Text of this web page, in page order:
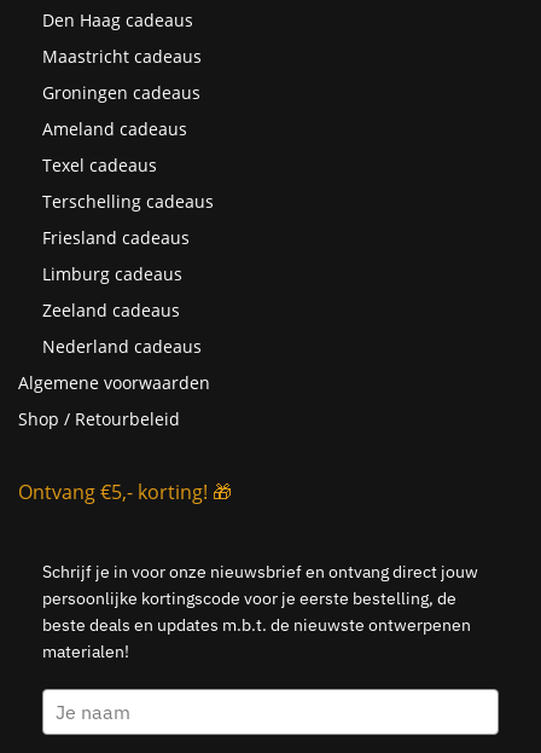
Den Haag cadeaus
Maastricht cadeaus
Groningen cadeaus
Ameland cadeaus
Texel cadeaus
Terschelling cadeaus
Friesland cadeaus
Limburg cadeaus
Zeeland cadeaus
Nederland cadeaus
Algemene voorwaarden
Shop / Retourbeleid
Ontvang €5,- korting! 🎁
Schrijf je in voor onze nieuwsbrief en ontvang direct jouw
persoonlijke kortingscode voor je eerste bestelling, de
beste deals en updates m.b.t. de nieuwste ontwerpenen
materialen!